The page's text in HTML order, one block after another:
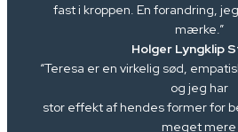
fast i kroppen. En forandring,
mærke.”
Holger Lyngklip
“Teresa er en virkelig sød,
og jeg har
stor effekt af hendes former for
meget mere